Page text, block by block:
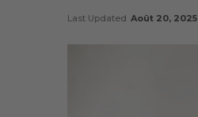
Last Updated Août 20, 2025